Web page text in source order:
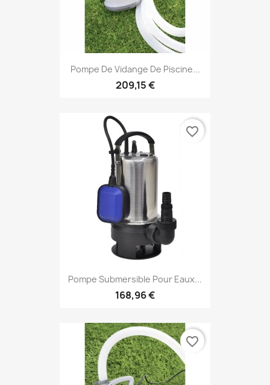
Pompe De Vidange De Piscine...
209,15 €
Pompe Submersible Pour Eaux...
168,96 €
favorite_border
favorite_border